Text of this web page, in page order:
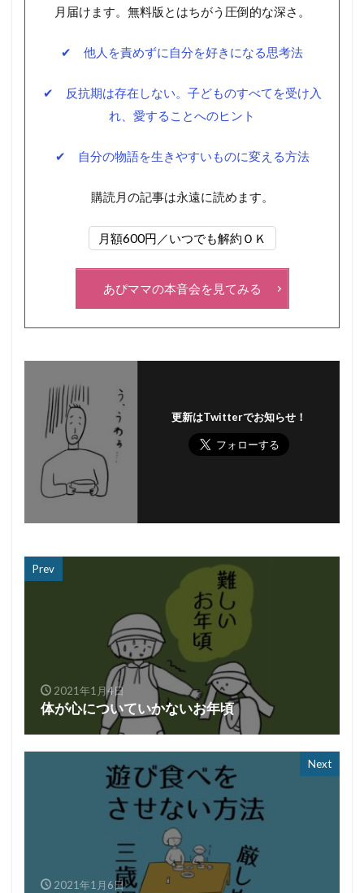
月届けます。無料版とはちがう圧倒的な深さ。
✔ 他人を責めずに自分を好きになる思考法
✔ 反抗期は存在しない。子どものすべてを受け入
れ、愛することへのヒント
✔ 自分の物語を生きやすいものに変える方法
購読月の記事は永遠に読めます。
月額600円／いつでも解約ＯＫ
あぴママの本音会を見てみる
更新はTwitterでお知らせ！
Prev
2021年1月4日
体が心についていかないお年頃
Next
2021年1月6日